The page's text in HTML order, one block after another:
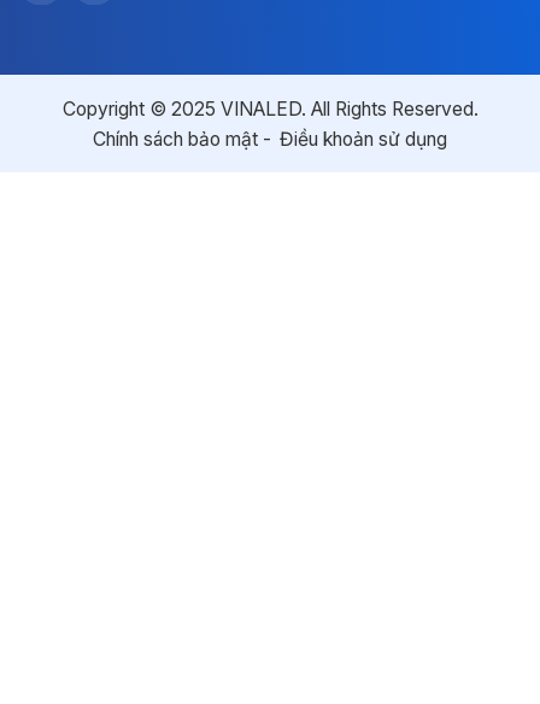
Copyright © 2025 VINALED. All Rights Reserved.
Chính sách bảo mật
Điều khoản sử dụng